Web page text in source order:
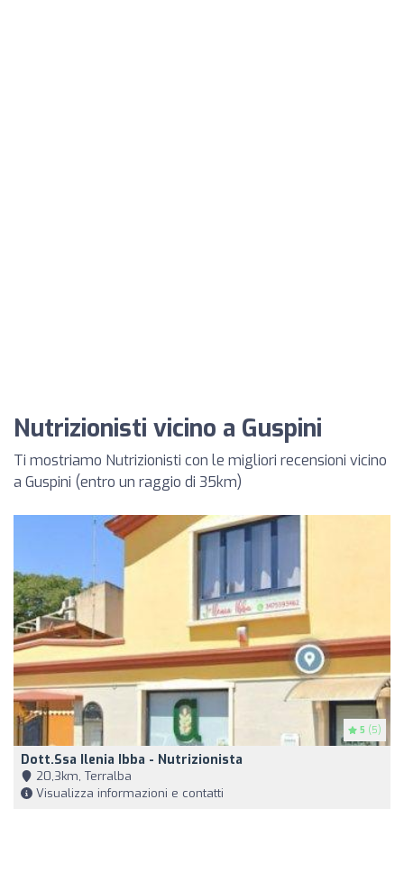
Nutrizionisti vicino a Guspini
Ti mostriamo Nutrizionisti con le migliori recensioni vicino
a Guspini (entro un raggio di 35km)
5 (5)
Dott.ssa Ilenia Ibba - Nutrizionista
20,3km, Terralba
Visualizza informazioni e contatti